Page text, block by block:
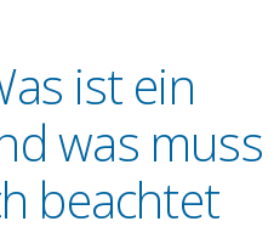
ist ein
was muss
beachtet